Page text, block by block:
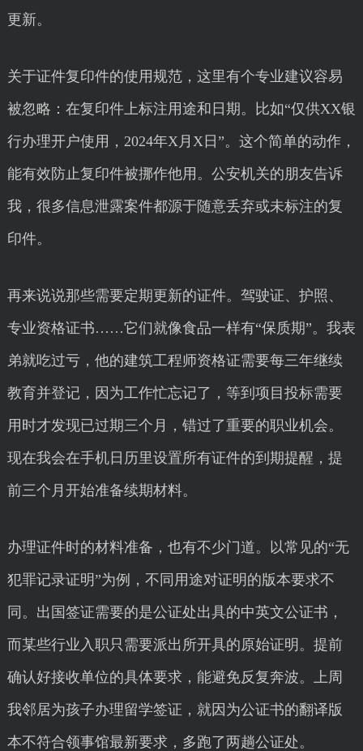
更新。
关于证件复印件的使用规范，这里有个专业建议容易
被忽略：在复印件上标注用途和日期。比如“仅供XX银
行办理开户使用，2024年X月X日”。这个简单的动作，
能有效防止复印件被挪作他用。公安机关的朋友告诉
我，很多信息泄露案件都源于随意丢弃或未标注的复
印件。
再来说说那些需要定期更新的证件。驾驶证、护照、
专业资格证书……它们就像食品一样有“保质期”。我表
弟就吃过亏，他的建筑工程师资格证需要每三年继续
教育并登记，因为工作忙忘记了，等到项目投标需要
用时才发现已过期三个月，错过了重要的职业机会。
现在我会在手机日历里设置所有证件的到期提醒，提
前三个月开始准备续期材料。
办理证件时的材料准备，也有不少门道。以常见的“无
犯罪记录证明”为例，不同用途对证明的版本要求不
同。出国签证需要的是公证处出具的中英文公证书，
而某些行业入职只需要派出所开具的原始证明。提前
确认好接收单位的具体要求，能避免反复奔波。上周
我邻居为孩子办理留学签证，就因为公证书的翻译版
本不符合领事馆最新要求，多跑了两趟公证处。